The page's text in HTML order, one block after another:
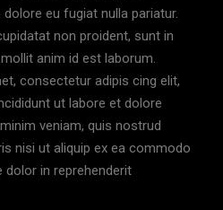
eu fugiat nulla pariatur.
non proident, sunt in
anim id est laborum.
consectetur adipis cing elit,
ut labore et dolore
veniam, quis nostrud
nisi ut aliquip ex ea commodo
dolor in reprehenderit